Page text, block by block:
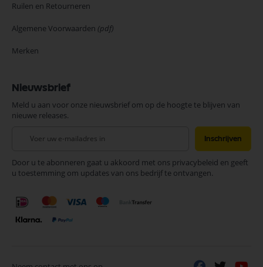
Ruilen en Retourneren
Algemene Voorwaarden (pdf)
Merken
Nieuwsbrief
Meld u aan voor onze nieuwsbrief om op de hoogte te blijven van
nieuwe releases.
onze
nieuwsbrief
Inschrijven
Door u te abonneren gaat u akkoord met ons privacybeleid en geeft
u toestemming om updates van ons bedrijf te ontvangen.